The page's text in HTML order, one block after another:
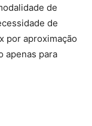
de
de
por aproximação
apenas para